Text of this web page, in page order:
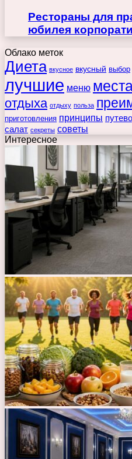
Рестораны для
юбилея
Облако меток
Диета вкусное вкусный выбор
лучшие меню
отдыха отдыху польза
приготовления принципы
салат секреты советы
Интересное